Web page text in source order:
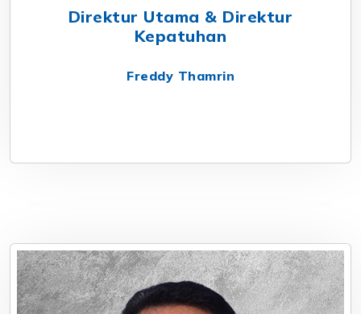
Direktur Utama & Direktur
Kepatuhan
Freddy Thamrin